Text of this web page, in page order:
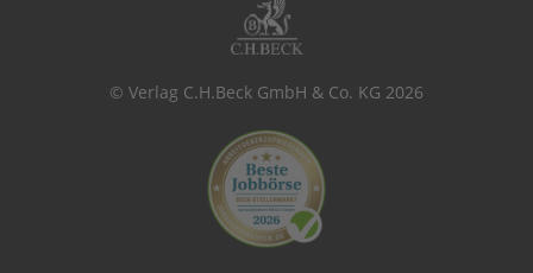
© Verlag C.H.Beck GmbH & Co. KG 2026